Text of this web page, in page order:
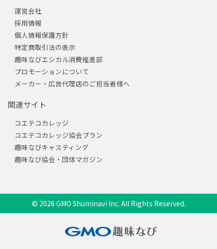
運営会社
採用情報
個人情報保護方針
特定商取引法の表示
趣味なびエシカル消費推進部
プロモーションについて
メーカー・広告代理店のご担当者様へ
関連サイト
コエテコカレッジ
コエテコカレッジ協会プラン
趣味なびキャスティング
趣味なび協会・団体マガジン
© 2026 GMO Shuminavi Inc. All Rights Reserved.